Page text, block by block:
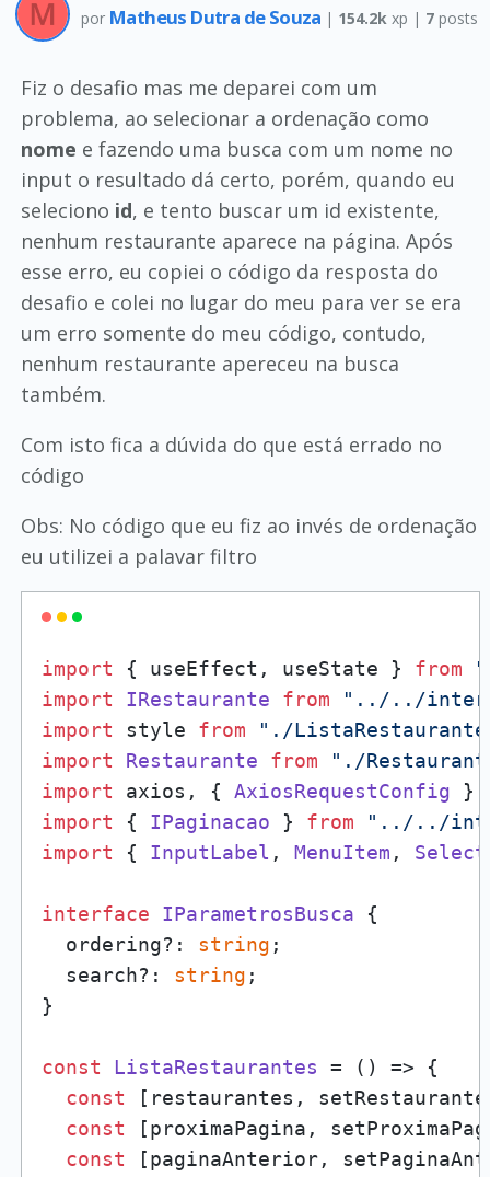
por Matheus Dutra de Souza | 154.2k xp | 7 posts
Fiz o desafio mas me deparei com um
problema, ao selecionar a ordenação como
nome e fazendo uma busca com um nome no
input o resultado dá certo, porém, quando eu
seleciono id, e tento buscar um id existente,
nenhum restaurante aparece na página. Após
esse erro, eu copiei o código da resposta do
desafio e colei no lugar do meu para ver se era
um erro somente do meu código, contudo,
nenhum restaurante apereceu na busca
também.
Com isto fica a dúvida do que está errado no
código
Obs: No código que eu fiz ao invés de ordenação
eu utilizei a palavar filtro
import { useEffect, useState } from
import
IRestaurante from
"../../
import style from
"./
import
Restaurante from
"./
import axios, { AxiosRequestConfig }
import { IPaginacao } from
"../../
import { InputLabel , MenuItem , Select
interface IParametrosBusca {
  ordering?:
string ;
  search?:
string ;
}
const ListaRestaurantes = ( ) => {
const [restaurantes,
const [proximaPagina,
const [paginaAnterior,